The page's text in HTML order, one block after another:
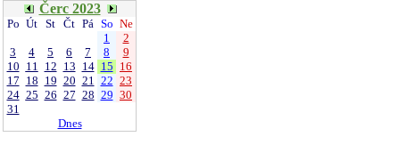
Čerc 2023
Po Út St Čt Pá So Ne
1
2
3
4 5 6 7 8
9
10 11 12 13 14 15 16
17 18 19 20 21 22 23
24 25 26 27 28 29 30
31
Dnes